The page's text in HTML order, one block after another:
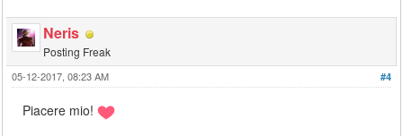
Neris
Posting Freak
#4
05-12-2017, 08:23 AM
Piacere mio!